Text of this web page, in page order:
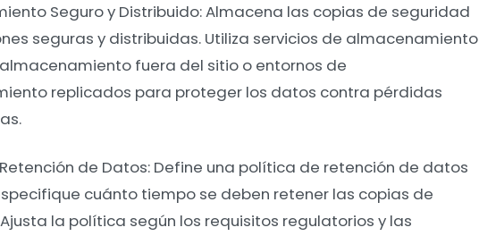
Seguro y Distribuido:Almacena las copias de seguridad
seguras y distribuidas. Utiliza servicios de almacenamiento
fuera del sitio o entornos de
replicados para proteger los datos contra pérdidas
de Datos: Define una política de retención de datos
cuánto tiempo se deben retener las copias de
la política según los requisitos regulatorios y las